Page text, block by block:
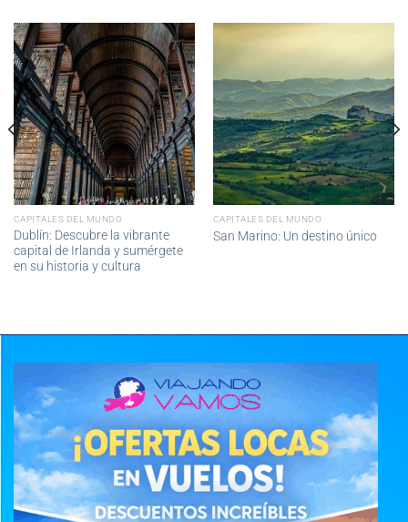
CAPITALES DEL MUNDO
Dublín: Descubre la vibrante
capital de Irlanda y sumérgete
en su historia y cultura
CAPITALES DEL MUNDO
San Marino: Un destino único